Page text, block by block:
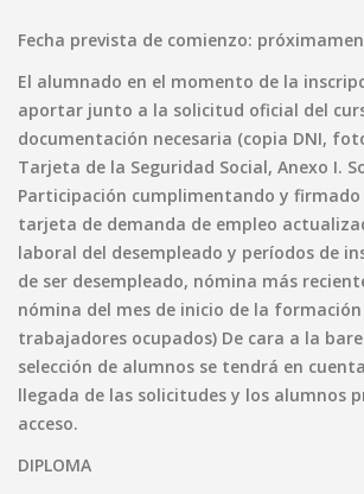
Fecha prevista de comienzo:
El alumnado en el momento de la
aportar junto a la solicitud oficial del
documentación necesaria (copia DNI,
Tarjeta de la Seguridad Social, Anexo I.
Participación cumplimentando y
tarjeta de demanda de empleo
laboral del desempleado y períodos de
de ser desempleado, nómina más
nómina del mes de inicio de la formación
trabajadores ocupados) De cara a la
selección de alumnos se tendrá en
llegada de las solicitudes y los alumnos
acceso.
DIPLOMA